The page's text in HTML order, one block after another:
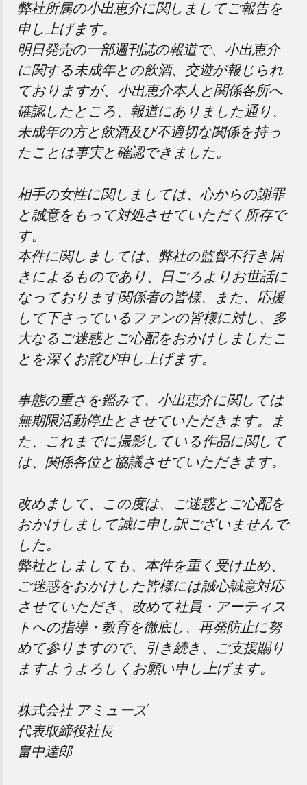
弊社所属の小出恵介に関しましてご報告を
申し上げます。
明日発売の一部週刊誌の報道で、小出恵介
に関する未成年との飲酒、交遊が報じられ
ておりますが、小出恵介本人と関係各所へ
確認したところ、報道にありました通り、
未成年の方と飲酒及び不適切な関係を持っ
たことは事実と確認できました。
相手の女性に関しましては、心からの謝罪
と誠意をもって対処させていただく所存で
す。
本件に関しましては、弊社の監督不行き届
きによるものであり、日ごろよりお世話に
なっております関係者の皆様、また、応援
して下さっているファンの皆様に対し、多
大なるご迷惑とご心配をおかけしましたこ
とを深くお詫び申し上げます。
事態の重さを鑑みて、小出恵介に関しては
無期限活動停止とさせていただきます。ま
た、これまでに撮影している作品に関して
は、関係各位と協議させていただきます。
改めまして、この度は、ご迷惑とご心配を
おかけしまして誠に申し訳ございませんで
した。
弊社としましても、本件を重く受け止め、
ご迷惑をおかけした皆様には誠心誠意対応
させていただき、改めて社員・アーティス
トへの指導・教育を徹底し、再発防止に努
めて参りますので、引き続き、ご支援賜り
ますようよろしくお願い申し上げます。
株式会社 アミューズ
代表取締役社長
畠中達郎